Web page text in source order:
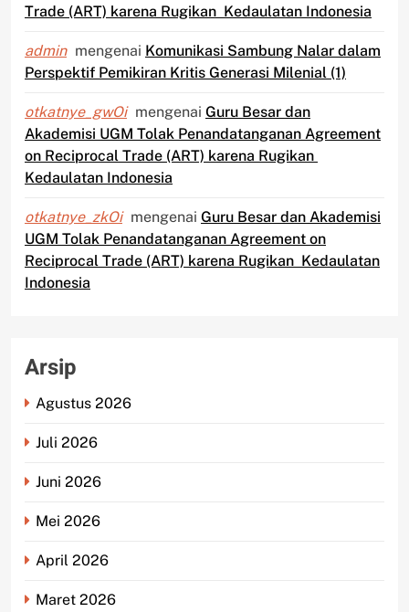
Trade (ART) karena Rugikan Kedaulatan Indonesia
admin mengenai Komunikasi Sambung Nalar dalam
Perspektif Pemikiran Kritis Generasi Milenial (1)
otkatnye_gwOi mengenai Guru Besar dan
Akademisi UGM Tolak Penandatanganan Agreement
on Reciprocal Trade (ART) karena Rugikan
Kedaulatan Indonesia
otkatnye_zkOi mengenai Guru Besar dan Akademisi
UGM Tolak Penandatanganan Agreement on
Reciprocal Trade (ART) karena Rugikan Kedaulatan
Indonesia
Arsip
Agustus 2026
Juli 2026
Juni 2026
Mei 2026
April 2026
Maret 2026